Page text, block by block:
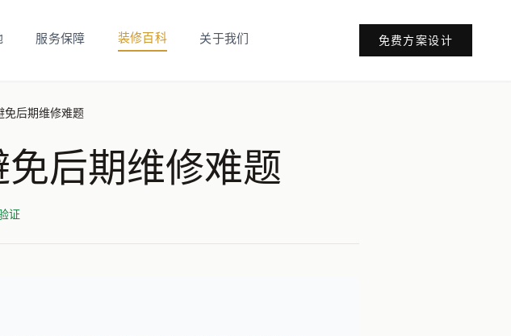
服务保障 装修百科 关于我们 免费方案设计
免后期维修难题
后期维修难题
证